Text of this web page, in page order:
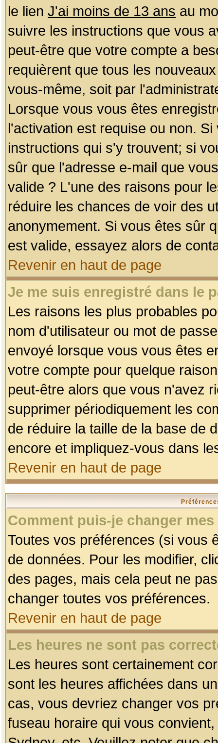
le lien J'ai moins de 13 ans au
suivre les instructions que vous
peut-être que votre compte a
requièrent que tous les
vous-même, soit par
Lorsque vous vous êtes
l'activation est requise ou non.
instructions qui s'y trouvent; si
sûr que l'adresse e-mail que
valide ? L'une des raisons pour
réduire les chances de voir des
anonymement. Si vous êtes sûr
est valide, essayez alors de
Revenir en haut de page
Je me suis enregistré dans le
Les raisons les plus probables
nom d'utilisateur ou mot de
envoyé lorsque vous vous êtes
votre compte pour quelque
peut-être alors que vous n'avez
supprimer périodiquement les
de réduire la taille de la base de
encore et impliquez-vous dans
Revenir en haut de page
Comment puis-je changer
Toutes vos préférences (si vous
de données. Pour les modifier,
des pages, mais cela peut ne
changer toutes vos préférences.
Revenir en haut de page
Les heures ne sont pas
Les heures sont certainement
sont les heures affichées dans
cas, vous devriez changer vos
fuseau horaire qui vous